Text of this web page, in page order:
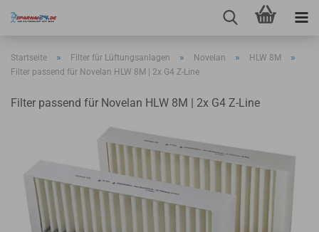
Startseite » Filter für Lüftungsanlagen » Novelan » HLW 8M »
Filter passend für Novelan HLW 8M | 2x G4 Z-Line
Filter passend für Novelan HLW 8M | 2x G4 Z-Line